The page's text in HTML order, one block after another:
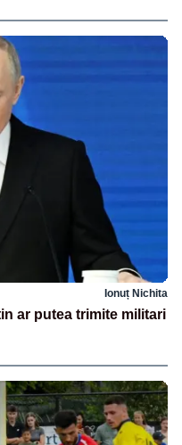
Ionuț Nichita
ar putea trimite militari